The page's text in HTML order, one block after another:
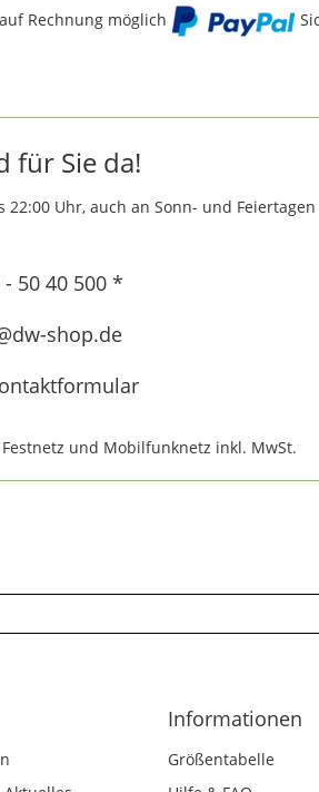
Rechnung möglich
für Sie da!
Uhr, auch an Sonn- und Feiertagen
- 50 40 500 *
shop.de
und Mobilfunknetz inkl. MwSt.
Informationen
Größentabelle